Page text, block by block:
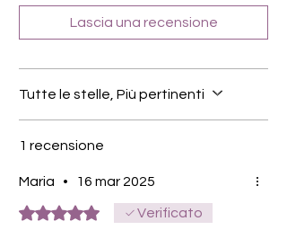
Lascia una recensione
Tutte le stelle, Più pertinenti
1 recensione
Maria • 16 mar 2025
Valutazione 5 stelle su 5.
Verificato